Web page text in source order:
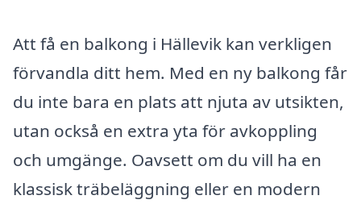
Att få en balkong i Hällevik kan verkligen
förvandla ditt hem. Med en ny balkong får
du inte bara en plats att njuta av utsikten,
utan också en extra yta för avkoppling
och umgänge. Oavsett om du vill ha en
klassisk träbeläggning eller en modern